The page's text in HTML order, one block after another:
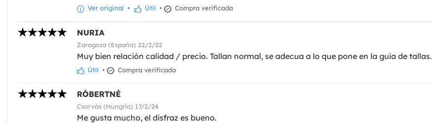
Ver original • Útil • Compra verificada
NURIA
Zaragoza (España) 22/2/22
Muy bien relación calidad / precio. Tallan normal, se adecua a lo que pone en la guía de tallas.
Útil • Compra verificada
RÓBERTNÉ
Csorvás (Hungría) 17/2/24
Me gusta mucho, el disfraz es bueno.